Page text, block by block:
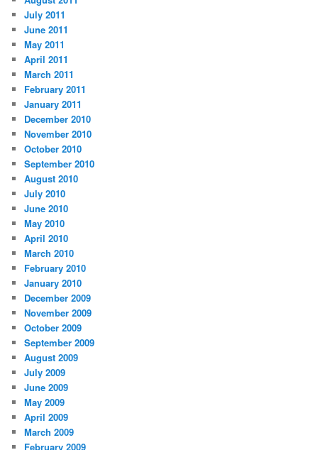
July 2011
June 2011
May 2011
April 2011
March 2011
February 2011
January 2011
December 2010
November 2010
October 2010
September 2010
August 2010
July 2010
June 2010
May 2010
April 2010
March 2010
February 2010
January 2010
December 2009
November 2009
October 2009
September 2009
August 2009
July 2009
June 2009
May 2009
April 2009
March 2009
February 2009